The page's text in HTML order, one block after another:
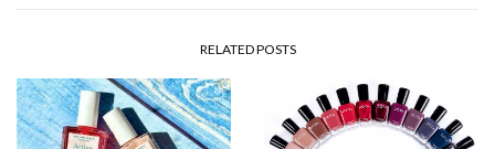
RELATED POSTS